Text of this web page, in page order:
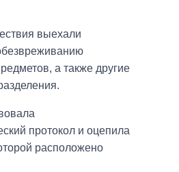
выехали
а также другие
протокол и оцепила
расположено